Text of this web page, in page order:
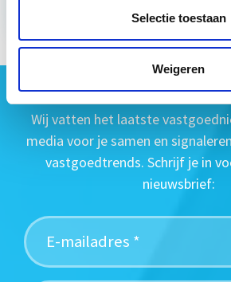
Selectie toestaan
Weigeren
Geen vastgoednieuws
Wij vatten het laatste
media voor je samen en
vastgoedtrends. Schrijf je in
nieuwsbrief: